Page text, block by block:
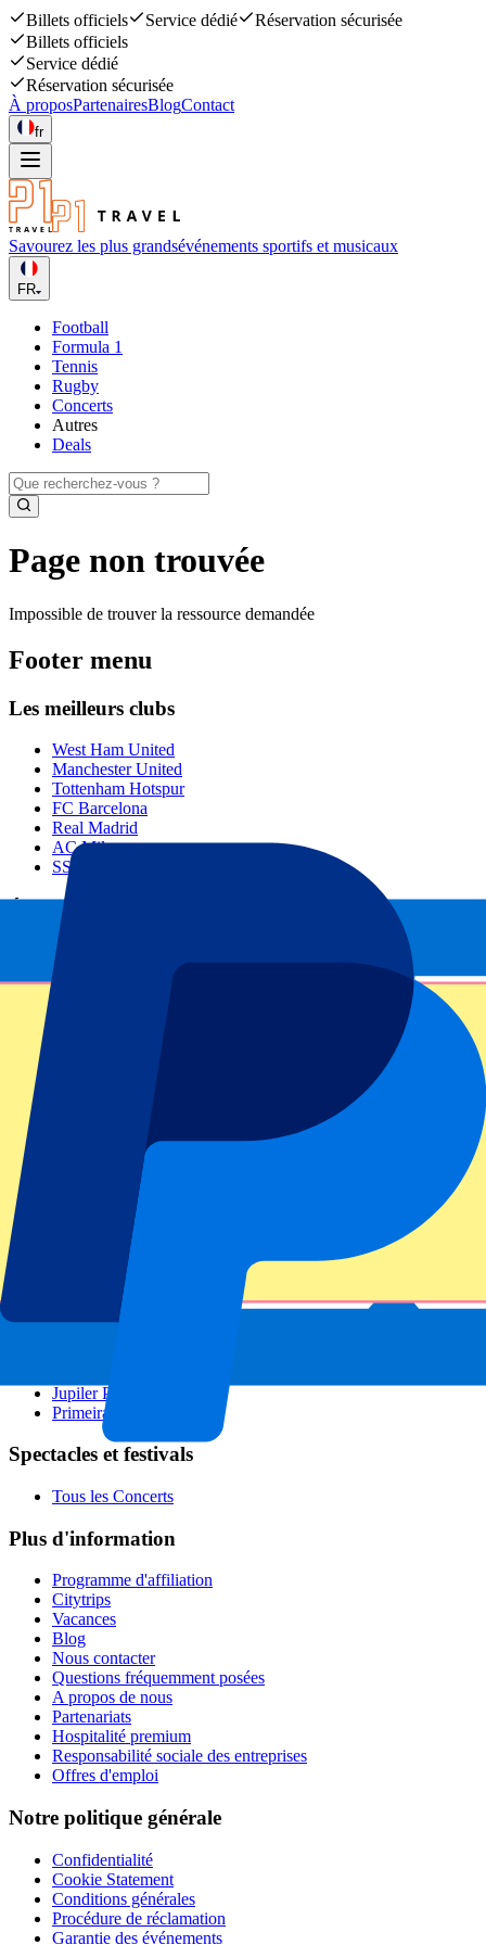
Billets officiels Service dédié
Réservation sécurisée
Billets officiels
Service dédié
Réservation sécurisée
À proposPartenairesBlogContact
fr
Savourez les plus grandsévénements sportifs et musicaux
FR
Football
Formula 1
Tennis
Rugby
Concerts
Autres
Deals
Page non trouvée
Impossible de trouver la ressource demandée
Footer menu
Les meilleurs clubs
West Ham United
Manchester United
Tottenham Hotspur
FC Barcelona
Real Madrid
AC Milan
SSC Napoli
Événements populaires
GP de Barcelone
GP d'Italie
GP de Singapour
Tous les sports
Ligues de football
Champions League
Premier League
Jupiler Pro League
Primeira Liga
Spectacles et festivals
Tous les Concerts
Plus d'information
Programme d'affiliation
Citytrips
Vacances
Blog
Nous contacter
Questions fréquemment posées
A propos de nous
Partenariats
Hospitalité premium
Responsabilité sociale des entreprises
Offres d'emploi
Notre politique générale
Confidentialité
Cookie Statement
Conditions générales
Procédure de réclamation
Garantie des événements